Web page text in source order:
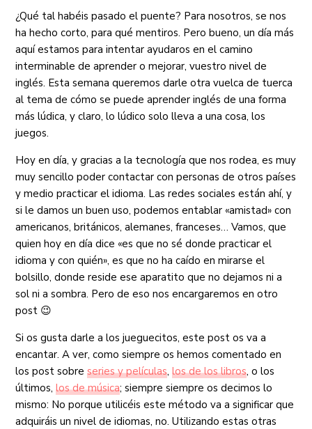
¿Qué tal habéis pasado el puente? Para nosotros, se nos
ha hecho corto, para qué mentiros. Pero bueno, un día más
aquí estamos para intentar ayudaros en el camino
interminable de aprender o mejorar, vuestro nivel de
inglés. Esta semana queremos darle otra vuelca de tuerca
al tema de cómo se puede aprender inglés de una forma
más lúdica, y claro, lo lúdico solo lleva a una cosa, los
juegos.
Hoy en día, y gracias a la tecnología que nos rodea, es muy
muy sencillo poder contactar con personas de otros países
y medio practicar el idioma. Las redes sociales están ahí, y
si le damos un buen uso, podemos entablar «amistad» con
americanos, británicos, alemanes, franceses… Vamos, que
quien hoy en día dice «es que no sé donde practicar el
idioma y con quién», es que no ha caído en mirarse el
bolsillo, donde reside ese aparatito que no dejamos ni a
sol ni a sombra. Pero de eso nos encargaremos en otro
post 😉
Si os gusta darle a los jueguecitos, este post os va a
encantar. A ver, como siempre os hemos comentado en
los post sobreseries y películas,los de los libros, o los
últimos,los de música; siempre siempre os decimos lo
mismo: No porque utilicéis este método va a significar que
adquiráis un nivel de idiomas, no. Utilizando estas otras